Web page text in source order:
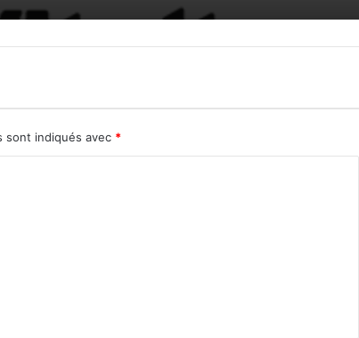
sont indiqués avec *